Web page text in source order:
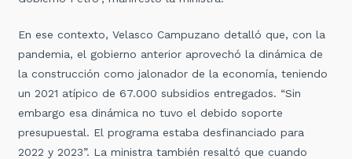
En ese contexto, Velasco Campuzano detalló que, con la
pandemia, el gobierno anterior aprovechó la dinámica de
la construcción como jalonador de la economía, teniendo
un 2021 atípico de 67.000 subsidios entregados. “Sin
embargo esa dinámica no tuvo el debido soporte
presupuestal. El programa estaba desfinanciado para
2022 y 2023”. La ministra también resaltó que cuando